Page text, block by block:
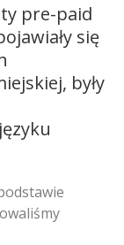
pre-paid
się
były